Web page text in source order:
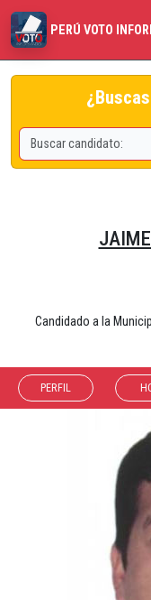
PERÚ VOTO
Candidado a la
PERFIL